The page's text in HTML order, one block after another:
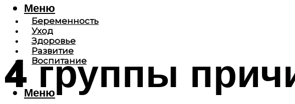
Беременность
Уход
Здоровье
Развитие
Воспитание
Меню
Меню
4 группы